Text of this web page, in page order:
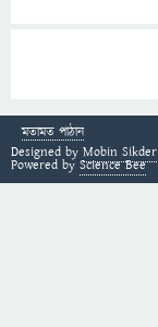
মতামত পাঠান
Designed by Mobin Sikder
Powered by Science Bee